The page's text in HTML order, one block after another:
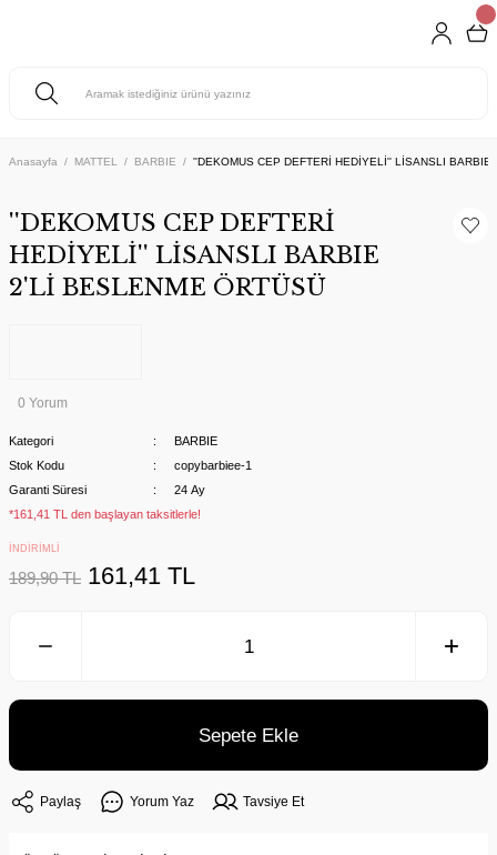
Anasayfa MATTEL BARBIE ''DEKOMUS CEP DEFTERİ HEDİYELİ'' LİSANSLI BARBIE
''DEKOMUS CEP DEFTERİ
HEDİYELİ'' LİSANSLI BARBIE
2'Lİ BESLENME ÖRTÜSÜ
0 Yorum
Kategori
BARBIE
Stok Kodu
copybarbiee-1
Garanti Süresi
24 Ay
*161,41 TL den başlayan taksitlerle!
İNDİRİMLİ
189,90 TL 161,41 TL
Sepete Ekle
Paylaş Yorum Yaz Tavsiye Et